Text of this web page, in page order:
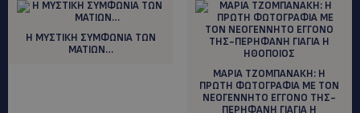
Η ΜΥΣΤΙΚΗ ΣΥΜΦΩΝΙΑ ΤΩΝ
ΜΑΤΙΩΝ…
ΜΑΡΙΑ ΤΖΟΜΠΑΝΑΚΗ: H
ΠΡΩΤΗ ΦΩΤΟΓΡΑΦΙΑ ΜΕ ΤΟΝ
ΝΕΟΓΕΝΝΗΤΟ ΕΓΓΟΝΟ ΤΗΣ-
ΠΕΡΗΦΑΝΗ ΓΙΑΓΙΑ Η